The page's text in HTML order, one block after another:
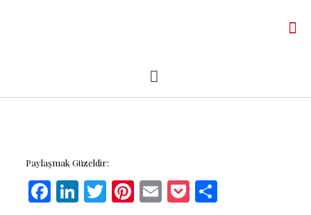
Paylaşmak Güzeldir:
Facebook
LinkedIn
Twitter
Pinterest
EmailPocketShare